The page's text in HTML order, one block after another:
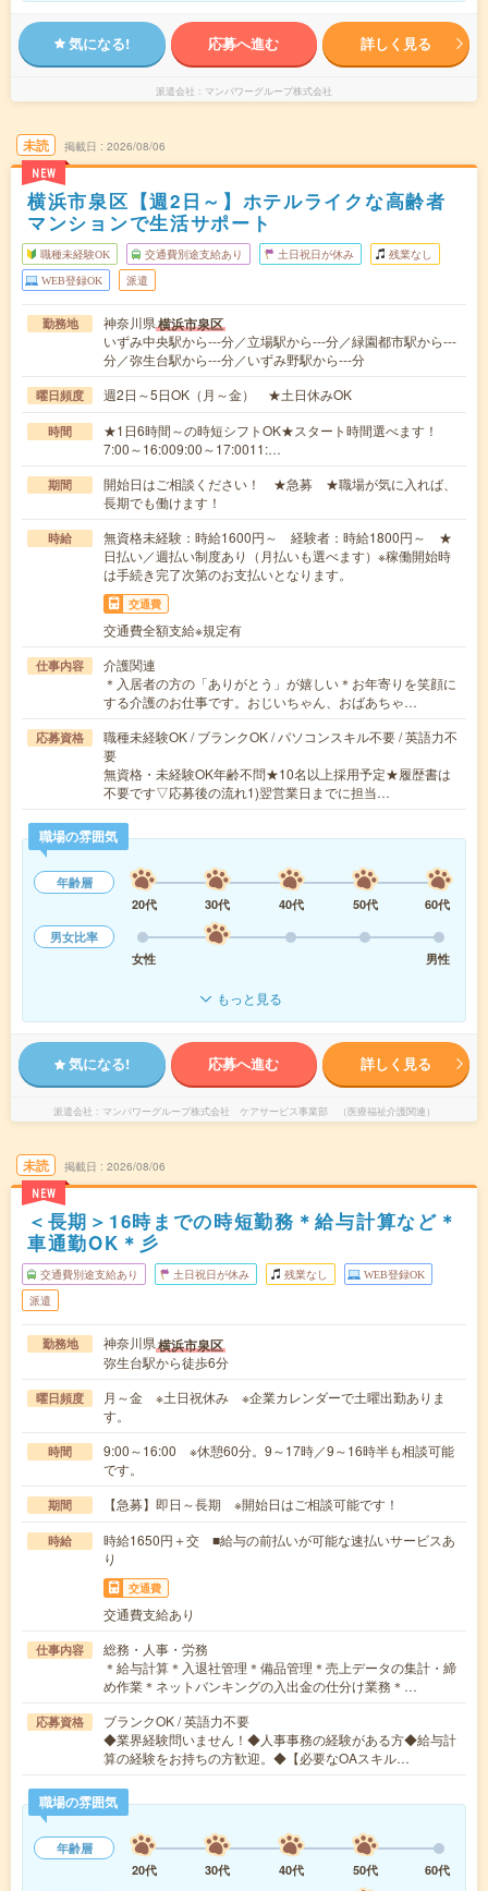
気になる! 応募へ進む 詳しく見る
派遣会社 マンパワーグループ株式会社
未読
NEW
掲載日 2026/08/06
横浜市泉区【週2日～】ホテルライクな高齢者
マンションで生活サポート
職種未経験OK 交通費別途支給あり 土日祝日が休み 残業なし
WEB登録OK 派遣
勤務地 神奈川県横浜市泉区
いずみ中央駅から---分／立場駅から---分／緑園都市駅から---
分／弥生台駅から---分／いずみ野駅から---分
曜日頻度 週2日～5日OK（月～金） ★土日休みOK
時間
★1日6時間～の時短シフトOK★スタート時間選べます！
7:00～16:009:00～17:0011:…
期間
開始日はご相談ください！ ★急募 ★職場が気に入れば、
長期でも働けます！
時給
無資格未経験：時給1600円～ 経験者：時給1800円～ ★
日払い／週払い制度あり（月払いも選べます）※稼働開始時
は手続き完了次第のお支払いとなります。
交通費
交通費全額支給※規定有
仕事内容
介護関連
＊入居者の方の「ありがとう」が嬉しい＊お年寄りを笑顔に
する介護のお仕事です。おじいちゃん、おばあちゃ…
応募資格
職種未経験OK / ブランクOK / パソコンスキル不要 / 英語力不
要
無資格・未経験OK年齢不問★10名以上採用予定★履歴書は
不要です▽応募後の流れ1)翌営業日までに担当…
職場の雰囲気
年齢層
20代
30代 40代 50代
60代
男女比率
女性
男性
もっと見る
気になる! 応募へ進む 詳しく見る
派遣会社 マンパワーグループ株式会社 ケアサービス事業部 （医療福祉介護関連）
未読
NEW
掲載日 2026/08/06
＜長期＞16時までの時短勤務＊給与計算など＊
車通勤OK＊彡
交通費別途支給あり 土日祝日が休み 残業なし WEB登録OK
派遣
勤務地 神奈川県横浜市泉区
弥生台駅から徒歩6分
曜日頻度
月～金 ※土日祝休み ※企業カレンダーで土曜出勤ありま
す。
時間
9:00～16:00 ※休憩60分。9～17時／9～16時半も相談可能
です。
期間 【急募】即日～長期 ※開始日はご相談可能です！
時給
時給1650円＋交 ■給与の前払いが可能な速払いサービスあ
り
交通費
交通費支給あり
仕事内容
総務・人事・労務
＊給与計算＊入退社管理＊備品管理＊売上データの集計・締
め作業＊ネットバンキングの入出金の仕分け業務＊…
応募資格
ブランクOK / 英語力不要
◆業界経験問いません！◆人事事務の経験がある方◆給与計
算の経験をお持ちの方歓迎。◆【必要なOAスキル…
職場の雰囲気
年齢層
20代
30代 40代 50代
60代